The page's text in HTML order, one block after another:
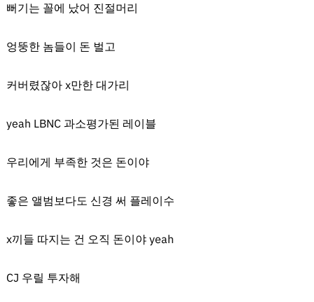
뻐기는 꼴에 났어 진절머리
엉뚱한 놈들이 돈 벌고
커버렸잖아 x만한 대가리
yeah LBNC 과소평가된 레이블
우리에게 부족한 것은 돈이야
좋은 앨범보다도 신경 써 플레이수
x끼들 따지는 건 오직 돈이야 yeah
CJ 우릴 투자해